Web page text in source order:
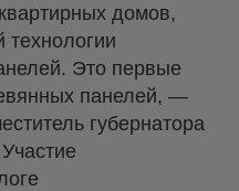
домов,
технологии
Это первые
панелей, —
губернатора